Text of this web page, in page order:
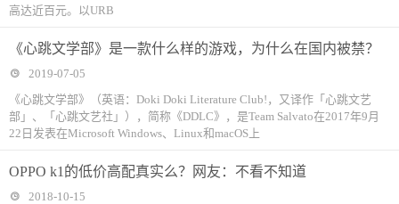
高达近百元。以URB
《心跳文学部》是一款什么样的游戏，为什么在国内被禁？
2019-07-05
《心跳文学部》（英语：Doki Doki Literature Club!，又译作「心跳文艺
部」、「心跳文艺社」），简称《DDLC》，是Team Salvato在2017年9月
22日发表在Microsoft Windows、Linux和macOS上
OPPO k1的低价高配真实么？网友：不看不知道
2018-10-15